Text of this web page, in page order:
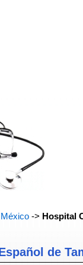
México -> Hospital
de